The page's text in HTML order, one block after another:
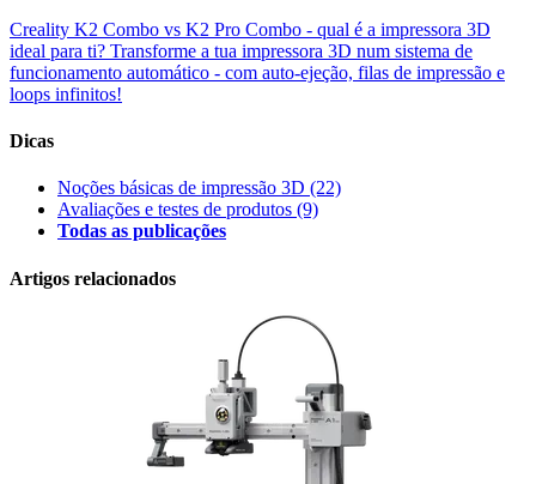
Creality K2 Combo vs K2 Pro Combo - qual é a impressora 3D
ideal para ti? Transforme a tua impressora 3D num sistema de
funcionamento automático - com auto-ejeção, filas de impressão e
loops infinitos!
Dicas
Noções básicas de impressão 3D (22)
Avaliações e testes de produtos (9)
Todas as publicações
Artigos relacionados